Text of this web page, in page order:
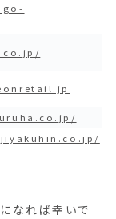
なれば幸いで